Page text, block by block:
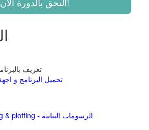
تعريف
تحميل البرنامج و
Graphing & plotting - الرسومات البيانية